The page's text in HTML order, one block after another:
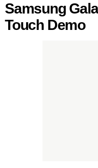
Samsung
Touch Demo